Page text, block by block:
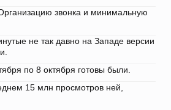
звонка и минимальную
не так давно на Западе версии
по 8 октября готовы были.
15 млн просмотров ней,